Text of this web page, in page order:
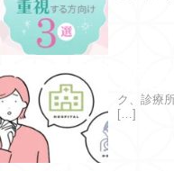
ク、診療
[…]